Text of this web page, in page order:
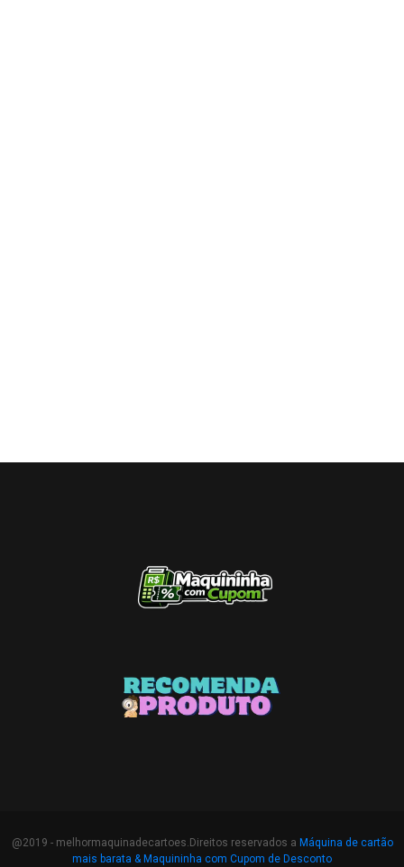
@2019 - melhormaquinadecartoes.Direitos reservados a Máquina de cartão
mais barata & Maquininha com Cupom de Desconto